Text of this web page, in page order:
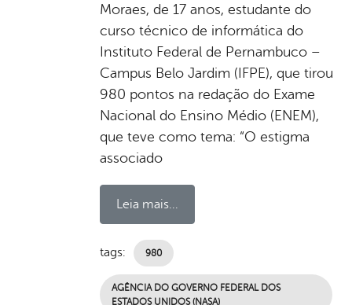
Moraes, de 17 anos, estudante do
curso técnico de informática do
Instituto Federal de Pernambuco –
Campus Belo Jardim (IFPE), que tirou
980 pontos na redação do Exame
Nacional do Ensino Médio (ENEM),
que teve como tema: “O estigma
associado
Leia mais...
tags: 980
AGÊNCIA DO GOVERNO FEDERAL DOS
ESTADOS UNIDOS (NASA)